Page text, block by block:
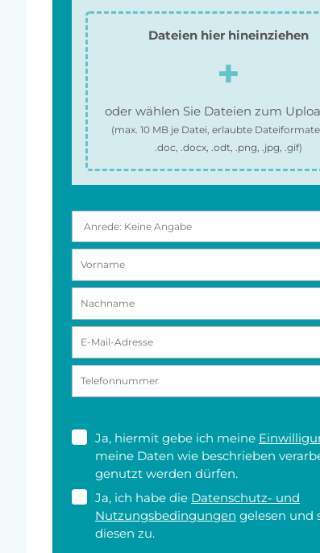
Dateien hier hineinziehen
oder wählen Sie Dateien zum
(max.10 MB je Datei, erlaubte
.doc, .docx, .odt, .png, .jpg, .gif)
Ja, hiermit gebe ich meine
meine Daten wie beschrieben
genutzt werden dürfen.
Ja, ich habe die Datenschutz- und
Nutzungsbedingungen gelesen und
diesen zu.